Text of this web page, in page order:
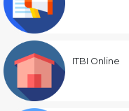
ITBI Online